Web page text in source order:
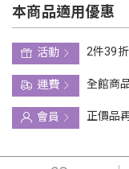
本商品適用優惠
活動
2件39折
運費
全館商
會員
正價品